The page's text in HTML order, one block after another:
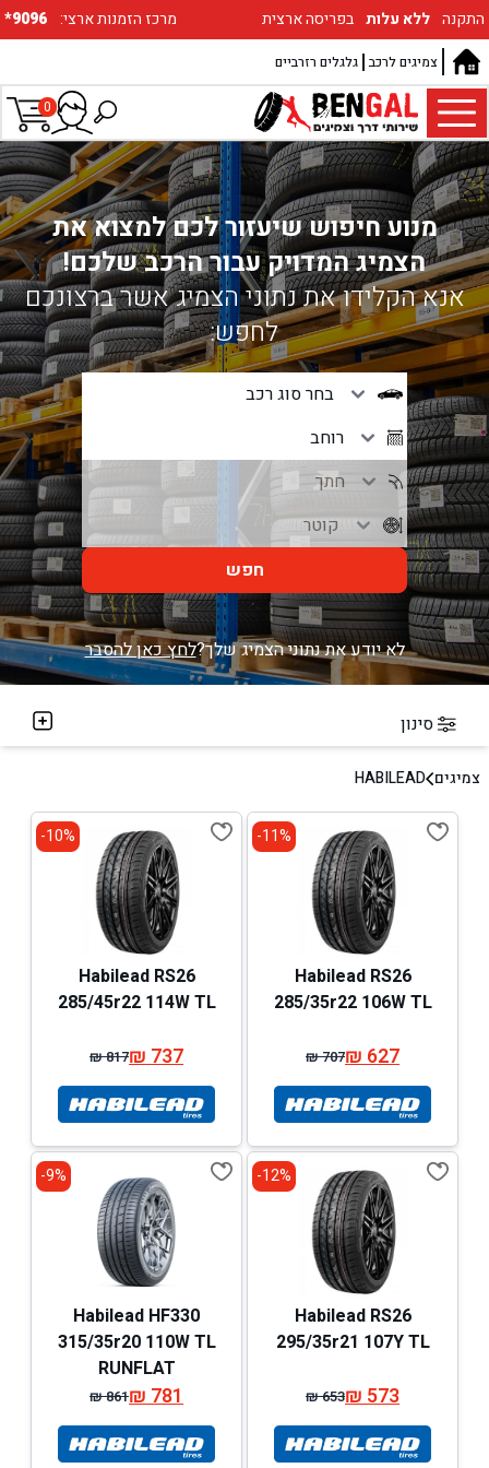
*9096 :מרכז הזמנות ארצי התקנה ללא עלות בפריסה ארצית
גלגלים רזרביים צמיגים לרכב
0
מנוע חיפוש שיעזור לכם למצוא את
הצמיג המדויק עבור הרכב שלכם!
אנא הקלידו את נתוני הצמיג אשר ברצונכם
לחפש:
חפש
לא יודע את נתוני הצמיג שלך?לחץ כאן להסבר
סינון
צמיגים HABILEAD
11%-
Habilead RS26
285/35r22 106W TL
₪707
המחיר
המקורי
היה:
₪ 707.
₪627 המחיר
הנוכחי
הוא:
₪ 627.
10%-
Habilead RS26
285/45r22 114W TL
₪817
המחיר
המקורי
היה:
₪ 817.
₪737 המחיר
הנוכחי
הוא:
₪ 737.
12%-
Habilead RS26
295/35r21 107Y TL
₪653
המחיר
המקורי
היה:
₪573 המחיר
הנוכחי
הוא:
9%-
Habilead HF330
315/35r20 110W TL
RUNFLAT
₪861
המחיר
המקורי
היה:
₪781 המחיר
הנוכחי
הוא: